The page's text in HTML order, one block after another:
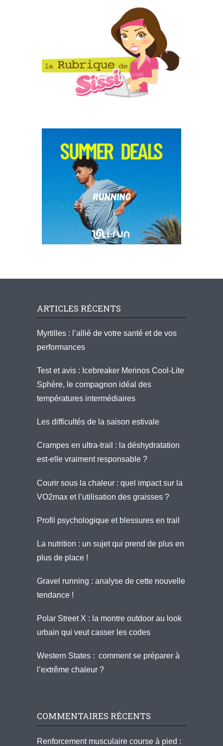
ARTICLES RÉCENTS
Myrtilles : l’allié de votre santé et de vos
performances
Test et avis : Icebreaker Merinos Cool-Lite
Sphère, le compagnon idéal des
températures intermédiaires
Les difficultés de la saison estivale
Crampes en ultra-trail : la déshydratation
est-elle vraiment responsable ?
Courir sous la chaleur : quel impact sur la
VO2max et l’utilisation des graisses ?
Profil psychologique et blessures en trail
La nutrition : un sujet qui prend de plus en
plus de place !
Gravel running : analyse de cette nouvelle
tendance !
Polar Street X : la montre outdoor au look
urbain qui veut casser les codes
Western States : comment se préparer à
l’extrême chaleur ?
COMMENTAIRES RÉCENTS
Renforcement musculaire course à pied :